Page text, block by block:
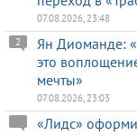
07.08.2026, 23:48
Ян Диоманде:
это
мечты»
2
07.08.2026, 23:03
«Лидс»